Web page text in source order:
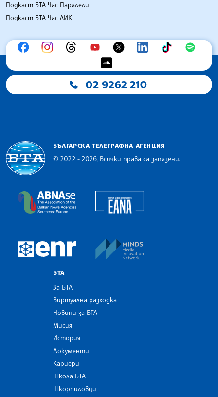
Подкаст БТА Час Паралели
Подкаст БТА Час ЛИК
02 9262 210
БЪЛГАРСКА ТЕЛЕГРАФНА АГЕНЦИЯ
© 2022 - 2026, Всички права са запазени.
The Assocoation of the Balkan News Agencies
European Newsroom
БТА
За БТА
Виртуална разходка
Новини за БТА
Мисия
История
Документи
Кариери
Школа БТА
Шкорпиловци